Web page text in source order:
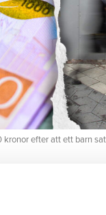
efter att ett barn
Barnet som